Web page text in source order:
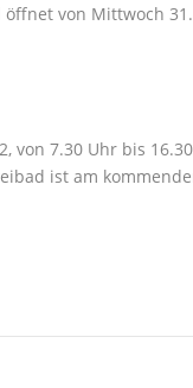
von Mittwoch
von 7.30 Uhr bis
ist am